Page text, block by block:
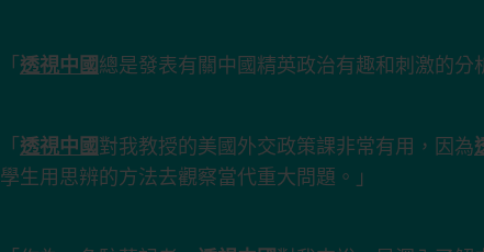
「透視中國總是發表有關中國精英政治有趣和刺激的分
「透視中國對我教授的美國外交政策課非常有用，因為
學生用思辨的方法去觀察當代重大問題。」